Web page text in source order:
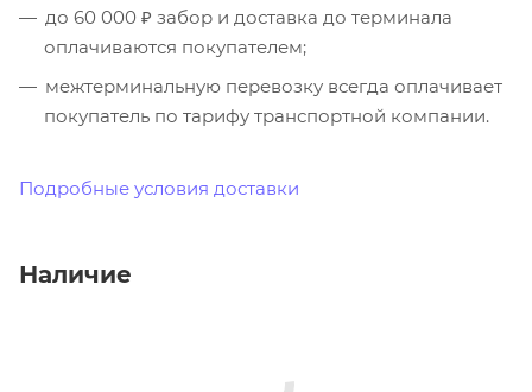
до 60 000 ₽ забор и доставка до терминала
оплачиваются покупателем;
межтерминальную перевозку всегда оплачивает
покупатель по тарифу транспортной компании.
Подробные условия доставки
Наличие